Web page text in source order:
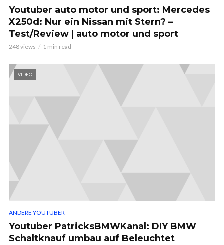
Youtuber auto motor und sport: Mercedes
X250d: Nur ein Nissan mit Stern? –
Test/Review | auto motor und sport
248 views 1 min read
VIDEO
ANDERE YOUTUBER
Youtuber PatricksBMWKanal: DIY BMW
Schaltknauf umbau auf Beleuchtet